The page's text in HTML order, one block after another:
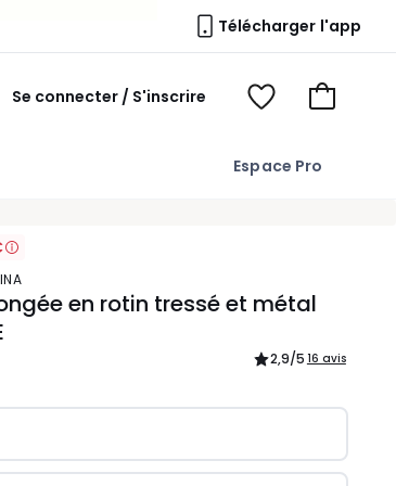
Télécharger l'app
Espace Pro
Se connecter / S'inscrire
Mon
Voir
Voir
en rotin tressé et métal
2,9/5 16 avis